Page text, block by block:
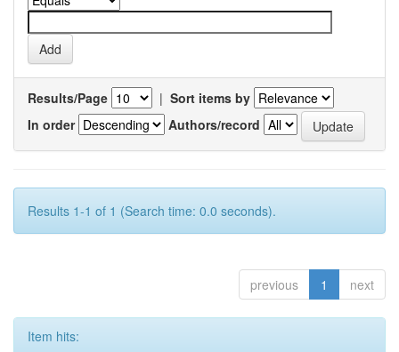
Results/Page | Sort items by
In order
Authors/record
Results 1-1 of 1 (Search time: 0.0 seconds).
previous 1 next
Item hits: